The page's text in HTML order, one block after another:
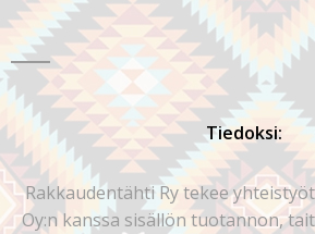
Tiedoksi:
Rakkaudentähti Ry tekee
Oy:n kanssa sisällön tuotannon,